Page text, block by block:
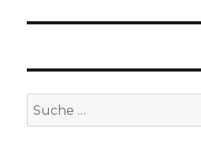
Suche
nach: